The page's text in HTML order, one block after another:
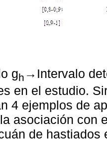
gh →Intervalo
en el estudio.
4 ejemplos de
asociación con
de hastiados